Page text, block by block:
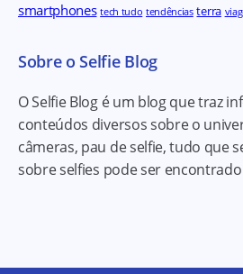
smartphones tech tudo tendências terra
Sobre o Selfie Blog
O Selfie Blog é um blog que traz
conteúdos diversos sobre o
câmeras, pau de selfie, tudo que
sobre selfies pode ser encontrado